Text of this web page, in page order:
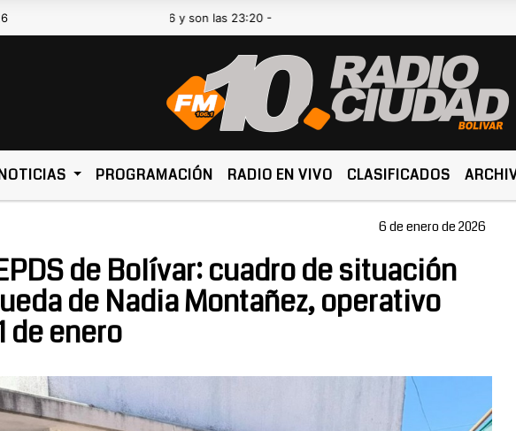
6 de Agosto de 2026 y son las 23:20 -
PROGRAMACIÓN RADIO EN VIVO CLASIFICADOS
6 de enero de 2026
de Bolívar: cuadro de situación
de Nadia Montañez, operativo
de enero